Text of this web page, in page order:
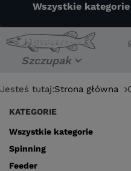
Wszystkie kategorie
Szczupak
Jesteś tutaj:Strona główna
KATEGORIE
Wszystkie kategorie
Spinning
Feeder